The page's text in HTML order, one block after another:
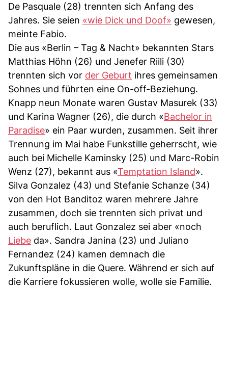
De Pasquale (28) trennten sich Anfang des
Jahres. Sie seien «wie Dick und Doof» gewesen,
meinte Fabio.
Die aus «Berlin – Tag & Nacht» bekannten Stars
Matthias Höhn (26) und Jenefer Riili (30)
trennten sich vor der Geburt ihres gemeinsamen
Sohnes und führten eine On-off-Beziehung.
Knapp neun Monate waren Gustav Masurek (33)
und Karina Wagner (26), die durch «Bachelor in
Paradise» ein Paar wurden, zusammen. Seit ihrer
Trennung im Mai habe Funkstille geherrscht, wie
auch bei Michelle Kaminsky (25) und Marc-Robin
Wenz (27), bekannt aus «Temptation Island».
Silva Gonzalez (43) und Stefanie Schanze (34)
von den Hot Banditoz waren mehrere Jahre
zusammen, doch sie trennten sich privat und
auch beruflich. Laut Gonzalez sei aber «noch
Liebe da». Sandra Janina (23) und Juliano
Fernandez (24) kamen demnach die
Zukunftspläne in die Quere. Während er sich auf
die Karriere fokussieren wolle, wolle sie Familie.